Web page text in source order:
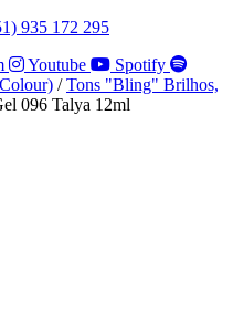
935 172 295
Youtube
Spotify
/Tons "Bling" Brilhos,
096 Talya 12ml